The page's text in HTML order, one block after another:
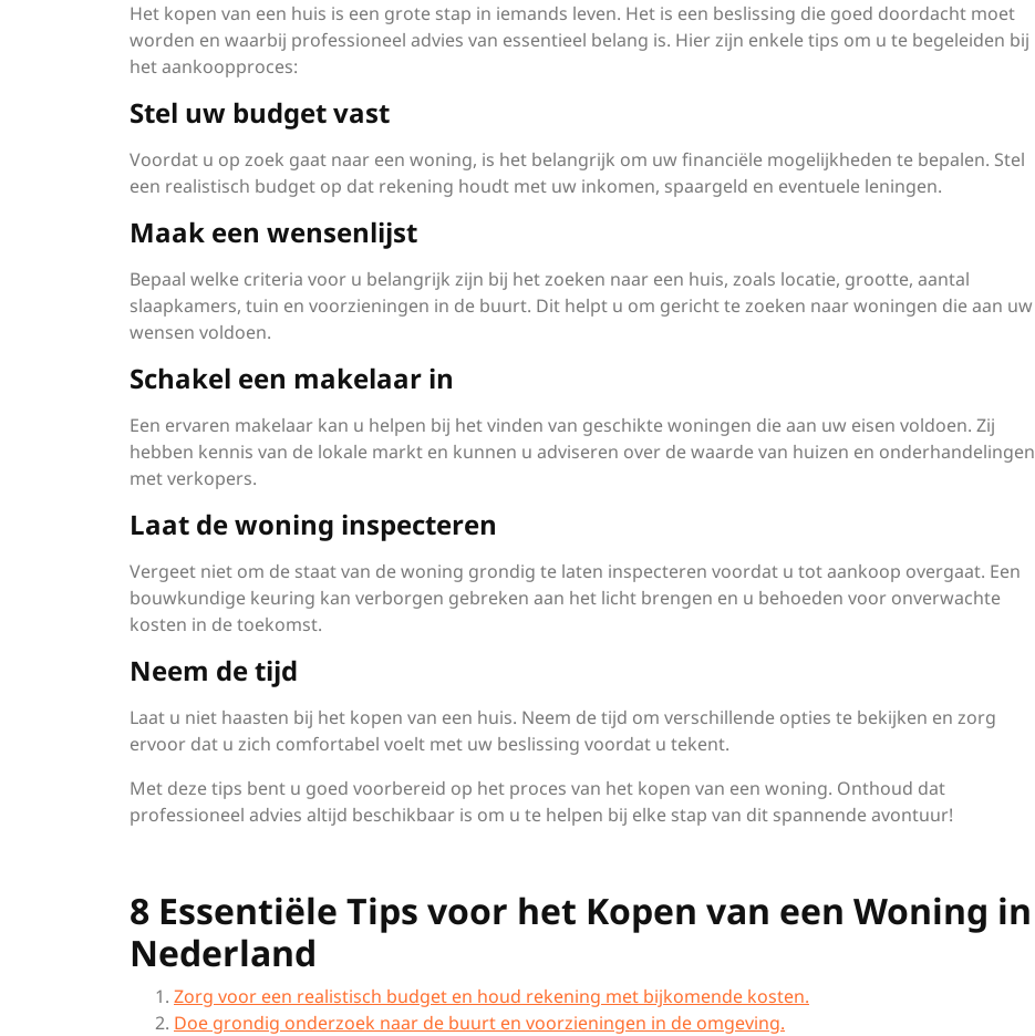
Het kopen van een huis is een grote stap in iemands leven. Het is een beslissing die goed doordacht moet
worden en waarbij professioneel advies van essentieel belang is. Hier zijn enkele tips om u te begeleiden bij
het aankoopproces:
Stel uw budget vast
Voordat u op zoek gaat naar een woning, is het belangrijk om uw financiële mogelijkheden te bepalen. Stel
een realistisch budget op dat rekening houdt met uw inkomen, spaargeld en eventuele leningen.
Maak een wensenlijst
Bepaal welke criteria voor u belangrijk zijn bij het zoeken naar een huis, zoals locatie, grootte, aantal
slaapkamers, tuin en voorzieningen in de buurt. Dit helpt u om gericht te zoeken naar woningen die aan uw
wensen voldoen.
Schakel een makelaar in
Een ervaren makelaar kan u helpen bij het vinden van geschikte woningen die aan uw eisen voldoen. Zij
hebben kennis van de lokale markt en kunnen u adviseren over de waarde van huizen en onderhandelingen
met verkopers.
Laat de woning inspecteren
Vergeet niet om de staat van de woning grondig te laten inspecteren voordat u tot aankoop overgaat. Een
bouwkundige keuring kan verborgen gebreken aan het licht brengen en u behoeden voor onverwachte
kosten in de toekomst.
Neem de tijd
Laat u niet haasten bij het kopen van een huis. Neem de tijd om verschillende opties te bekijken en zorg
ervoor dat u zich comfortabel voelt met uw beslissing voordat u tekent.
Met deze tips bent u goed voorbereid op het proces van het kopen van een woning. Onthoud dat
professioneel advies altijd beschikbaar is om u te helpen bij elke stap van dit spannende avontuur!
8 Essentiële Tips voor het Kopen van een Woning in
Nederland
Zorg voor een realistisch budget en houd rekening met bijkomende kosten.
Doe grondig onderzoek naar de buurt en voorzieningen in de omgeving.